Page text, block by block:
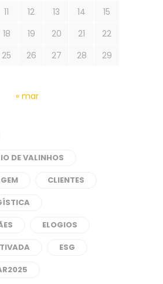
11 12 13 14
15
18 19 20 21
22
25 26 27 28
29
« mar
DE VALINHOS
CLIENTES
ELOGIOS
ESG